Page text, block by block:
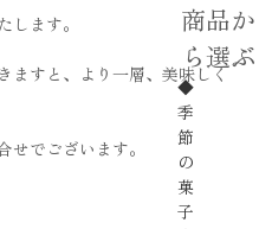
商品か
ら選ぶ
◆
季
節
の
菓
子
ます。
ますと、より一層、美味しく
でございます。